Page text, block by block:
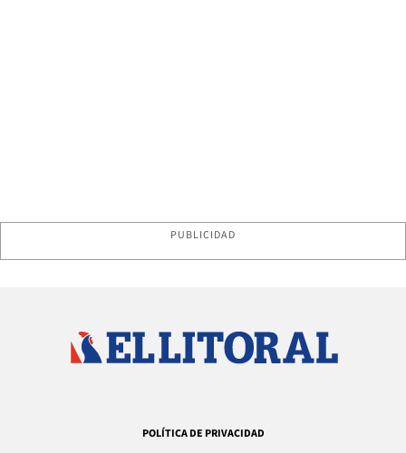
PUBLICIDAD
POLÍTICA DE PRIVACIDAD